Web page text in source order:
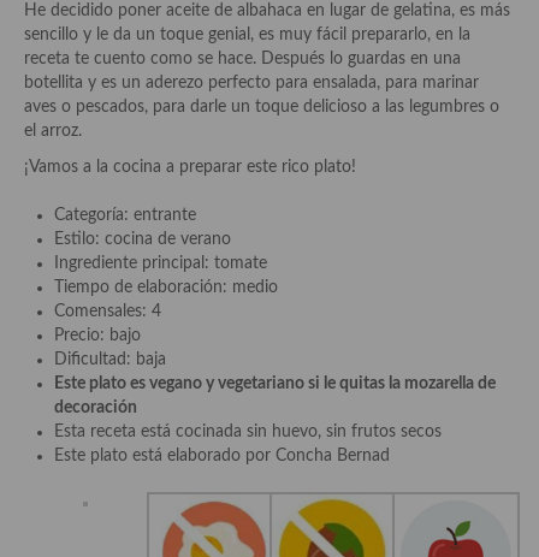
Salsas y mojos
Adobos
Aperitivos
Bebidas
Bocadillos, hamburguesas, sándwich, emparedados, tostas y
demás
Entrantes y primeros platos
Ensaladas
Entrantes
Gazpachos, salmorejos, sopas y cremas frías
He decidido poner aceite de albahaca en lugar de gelatina, es más
sencillo y le da un toque genial, es muy fácil prepararlo, en la
receta te cuento como se hace. Después lo guardas en una
botellita y es un aderezo perfecto para ensalada, para marinar
aves o pescados, para darle un toque delicioso a las legumbres o
el arroz.
¡Vamos a la cocina a preparar este rico plato!
Categoría: entrante
Estilo: cocina de verano
Ingrediente principal: tomate
Tiempo de elaboración: medio
Comensales: 4
Precio: bajo
Dificultad: baja
Este plato es vegano y vegetariano si le quitas la mozarella de
decoración
Esta receta está cocinada sin huevo, sin frutos secos
Este plato está elaborado por Concha Bernad